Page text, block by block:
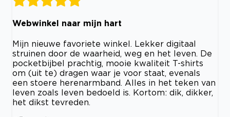
Webwinkel naar mijn hart
Mijn nieuwe favoriete winkel. Lekker digitaal
struinen door de waarheid, weg en het leven. De
pocketbijbel prachtig, mooie kwaliteit T-shirts
om (uit te) dragen waar je voor staat, evenals
een stoere herenarmband. Alles in het teken van
leven zoals leven bedoeld is. Kortom: dik, dikker,
het dikst tevreden.